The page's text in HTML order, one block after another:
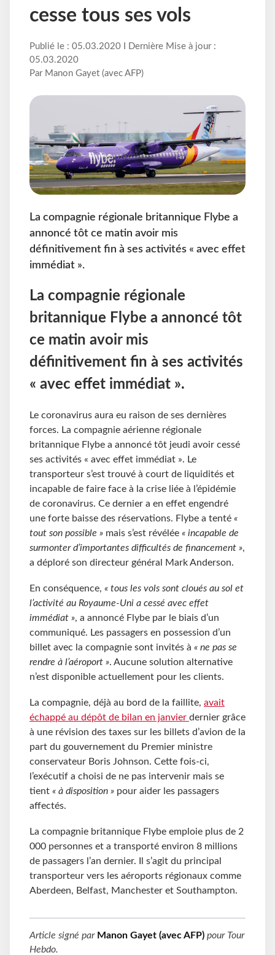
cesse tous ses vols
Publié le : 05.03.2020 I Dernière Mise à jour :
05.03.2020
Par Manon Gayet (avec AFP)
La compagnie régionale britannique Flybe a
annoncé tôt ce matin avoir mis
définitivement fin à ses activités « avec effet
immédiat ».
La compagnie régionale
britannique Flybe a annoncé tôt
ce matin avoir mis
définitivement fin à ses activités
« avec effet immédiat ».
Le coronavirus aura eu raison de ses dernières
forces. La compagnie aérienne régionale
britannique Flybe a annoncé tôt jeudi avoir cessé
ses activités « avec effet immédiat ». Le
transporteur s’est trouvé à court de liquidités et
incapable de faire face à la crise liée à l’épidémie
de coronavirus. Ce dernier a en effet engendré
une forte baisse des réservations. Flybe a tenté «
tout son possible » mais s’est révélée « incapable de
surmonter d’importantes difficultés de financement »,
a déploré son directeur général Mark Anderson.
En conséquence, « tous les vols sont cloués au sol et
l’activité au Royaume-Uni a cessé avec effet
immédiat », a annoncé Flybe par le biais d’un
communiqué. Les passagers en possession d’un
billet avec la compagnie sont invités à « ne pas se
rendre à l’aéroport ». Aucune solution alternative
n’est disponible actuellement pour les clients.
La compagnie, déjà au bord de la faillite, avait
échappé au dépôt de bilan en janvier dernier grâce
à une révision des taxes sur les billets d’avion de la
part du gouvernement du Premier ministre
conservateur Boris Johnson. Cette fois-ci,
l’exécutif a choisi de ne pas intervenir mais se
tient « à disposition » pour aider les passagers
affectés.
La compagnie britannique Flybe emploie plus de 2
000 personnes et a transporté environ 8 millions
de passagers l’an dernier. Il s’agit du principal
transporteur vers les aéroports régionaux comme
Aberdeen, Belfast, Manchester et Southampton.
Article signé par Manon Gayet (avec AFP) pour Tour
Hebdo.